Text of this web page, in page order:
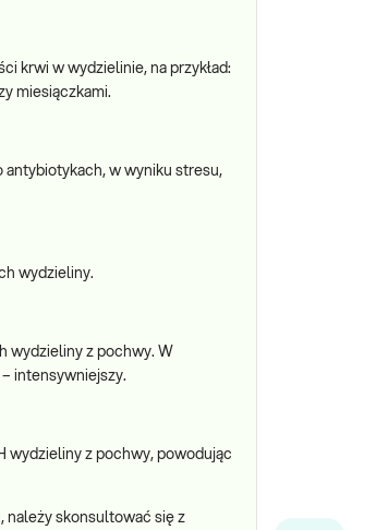
krwi w wydzielinie, na przykład:
miesiączkami.
antybiotykach, w wyniku stresu,
wydzieliny.
wydzieliny z pochwy. W
intensywniejszy.
wydzieliny z pochwy, powodując
należy skonsultować się z